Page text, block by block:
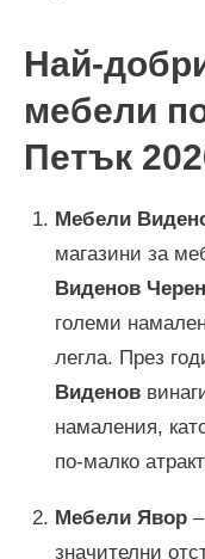
Най-
мебели
Петък
Мебели
магазини за
Виденов
големи
легла. През
Виденов
намаления,
по-малко
Мебели Явор–
значителни